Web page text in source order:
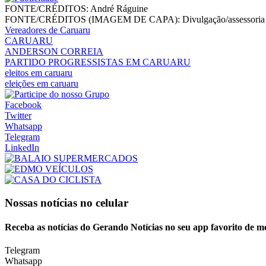
FONTE/CRÉDITOS: André Ráguine
FONTE/CRÉDITOS (IMAGEM DE CAPA): Divulgação/assessoria
Vereadores de Caruaru
CARUARU
ANDERSON CORREIA
PARTIDO PROGRESSISTAS EM CARUARU
eleitos em caruaru
eleições em caruaru
Facebook
Twitter
Whatsapp
Telegram
LinkedIn
Nossas notícias no celular
Receba as notícias do Gerando Notícias no seu app favorito de
Telegram
Whatsapp